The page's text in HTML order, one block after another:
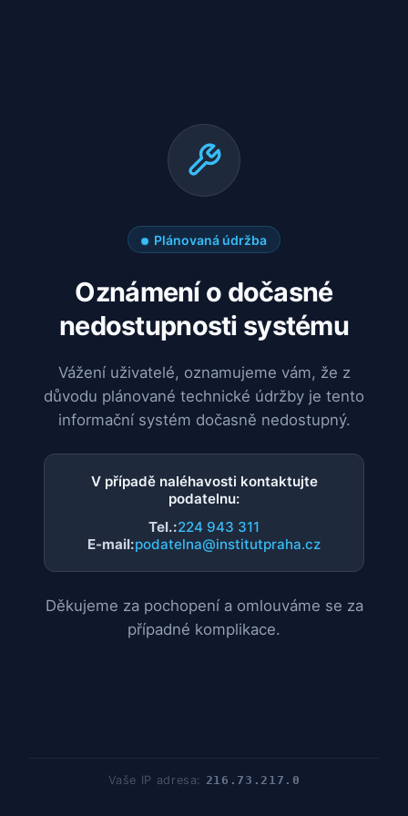
Plánovaná údržba
Oznámení o dočasné
nedostupnosti systému
Vážení uživatelé, oznamujeme vám, že z
důvodu plánované technické údržby je tento
informační systém dočasně nedostupný.
V případě naléhavosti kontaktujte
podatelnu:
Tel.:224 943 311
E-mail:podatelna@institutpraha.cz
Děkujeme za pochopení a omlouváme se za
případné komplikace.
Vaše IP adresa: 216.73.217.0